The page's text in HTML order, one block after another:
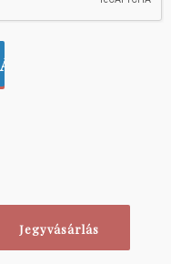
Jegyvásárlás